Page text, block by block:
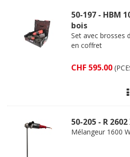
50-197 - HBM
bois
Set avec brosses
en coffret
CHF 595.00
50-205 - R
Mélangeur 1600